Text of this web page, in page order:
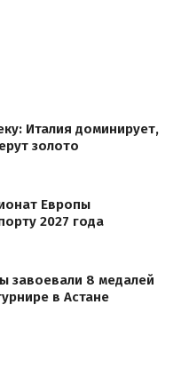
Италия доминирует,
золото
Европы
2027 года
завоевали 8 медалей
в Астане